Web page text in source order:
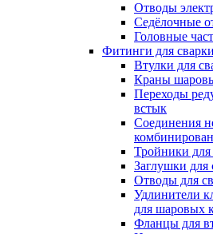
Отводы
Седёлочные
Головные
Фитинги для
Втулки для
Краны
Переходы
встык
Соединения
Тройники для
Заглушки для
Отводы для
Удлинители
для шаровых
Фланцы для